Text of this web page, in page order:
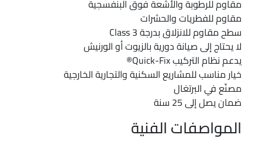
مقاوم للرطوبة والأشعة فوق البنفسجية
مقاوم للفطريات والحشرات
سطح مقاوم للانزلاق بدرجة Class 3
لا يحتاج إلى صيانة دورية بالزيوت أو الورنيش
يدعم نظام التركيب Quick-Fix®
خيار مناسب للمشاريع السكنية والتجارية الخارجية
مصنّع في البرتغال
ضمان يصل إلى 25 سنة
المواصفات الفنية